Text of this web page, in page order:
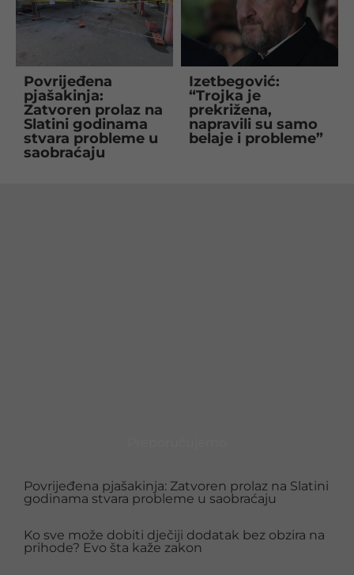
Povrijeđena
pjašakinja:
Zatvoren prolaz na
Slatini godinama
stvara probleme u
saobraćaju
Izetbegović:
“Trojka je
prekrižena,
napravili su samo
belaje i probleme”
Povrijeđena pjašakinja: Zatvoren prolaz na Slatini
godinama stvara probleme u saobraćaju
Ko sve može dobiti dječiji dodatak bez obzira na
prihode? Evo šta kaže zakon